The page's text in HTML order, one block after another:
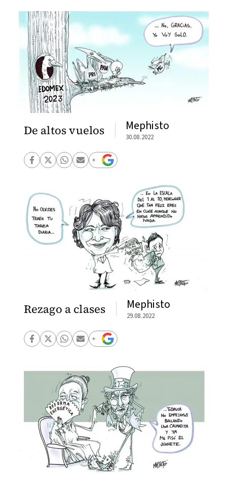
De altos vuelos Mephisto
30.08.2022
Rezago a clases Mephisto
29.08.2022